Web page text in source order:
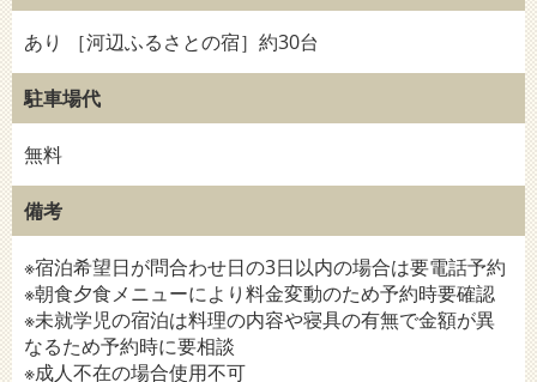
あり ［河辺ふるさとの宿］約30台
駐車場代
無料
備考
※宿泊希望日が問合わせ日の3日以内の場合は要電話予約
※朝食夕食メニューにより料金変動のため予約時要確認
※未就学児の宿泊は料理の内容や寝具の有無で金額が異
なるため予約時に要相談
※成人不在の場合使用不可